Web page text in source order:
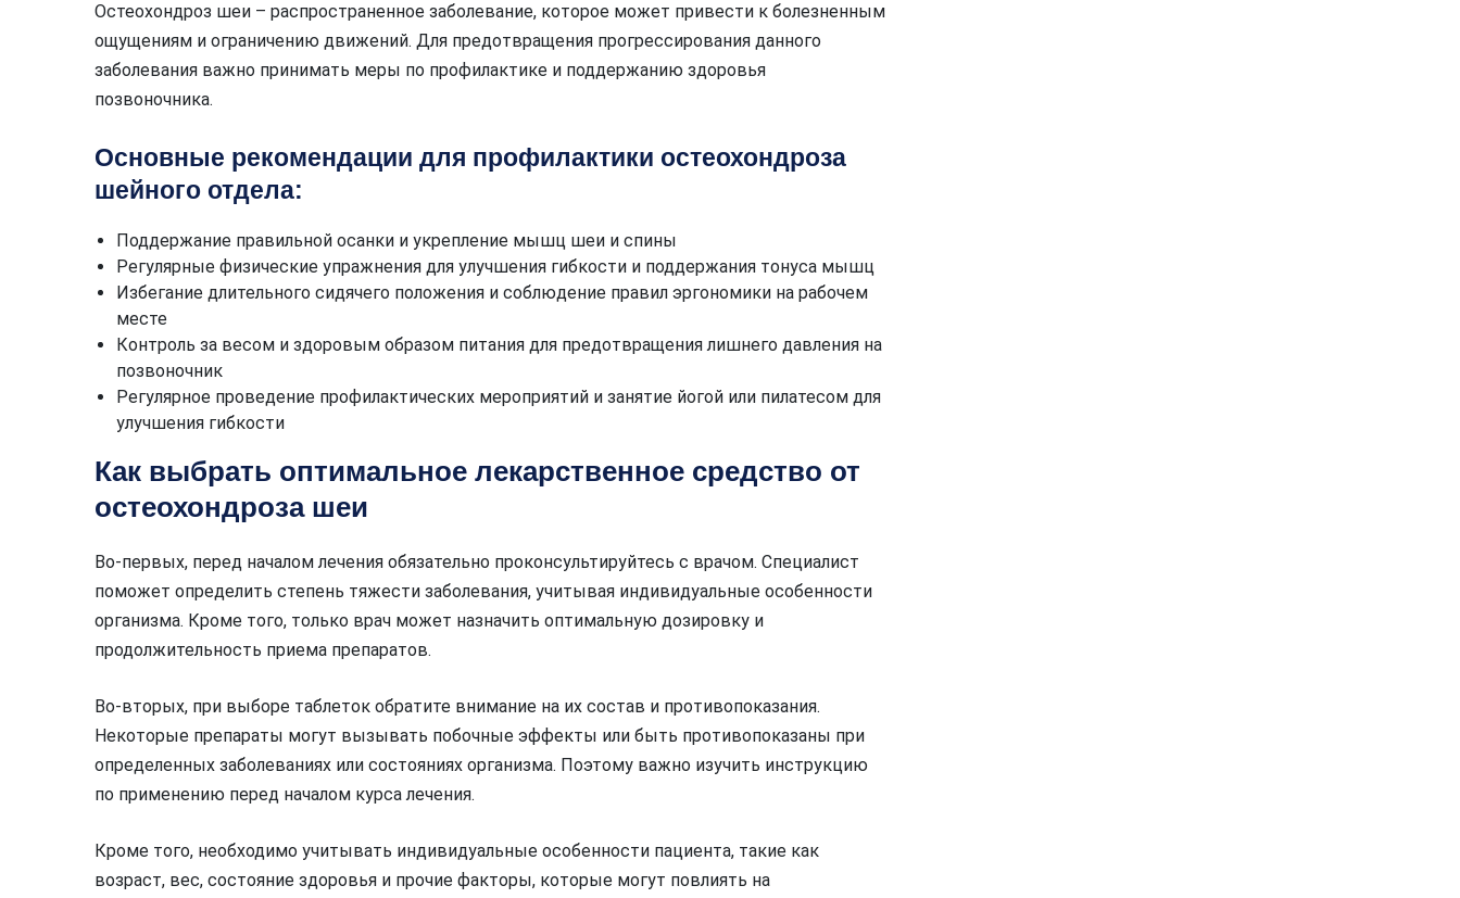
Остеохондроз шеи – распространенное заболевание, которое может привести к болезненным
ощущениям и ограничению движений. Для предотвращения прогрессирования данного
заболевания важно принимать меры по профилактике и поддержанию здоровья
позвоночника.
Основные рекомендации для профилактики остеохондроза
шейного отдела:
Поддержание правильной осанки и укрепление мышц шеи и спины
Регулярные физические упражнения для улучшения гибкости и поддержания тонуса мышц
Избегание длительного сидячего положения и соблюдение правил эргономики на рабочем
месте
Контроль за весом и здоровым образом питания для предотвращения лишнего давления на
позвоночник
Регулярное проведение профилактических мероприятий и занятие йогой или пилатесом для
улучшения гибкости
Как выбрать оптимальное лекарственное средство от
остеохондроза шеи
Во-первых, перед началом лечения обязательно проконсультируйтесь с врачом. Специалист
поможет определить степень тяжести заболевания, учитывая индивидуальные особенности
организма. Кроме того, только врач может назначить оптимальную дозировку и
продолжительность приема препаратов.
Во-вторых, при выборе таблеток обратите внимание на их состав и противопоказания.
Некоторые препараты могут вызывать побочные эффекты или быть противопоказаны при
определенных заболеваниях или состояниях организма. Поэтому важно изучить инструкцию
по применению перед началом курса лечения.
Кроме того, необходимо учитывать индивидуальные особенности пациента, такие как
возраст, вес, состояние здоровья и прочие факторы, которые могут повлиять на